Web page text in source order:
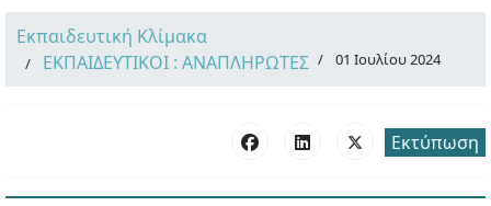
Εκπαιδευτική Κλίμακα
ΕΚΠΑΙΔΕΥΤΙΚΟΙ : ΑΝΑΠΛΗΡΩΤΕΣ
01 Ιουλίου 2024
Εκτύπωση